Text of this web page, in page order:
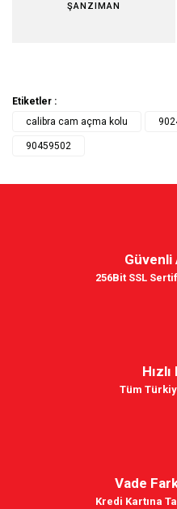
ŞANZIMAN
Etiketler :
calibra cam açma kolu
90459502
Güvenli
256Bit SSL
Tüm
Vade
Kredi Kartına